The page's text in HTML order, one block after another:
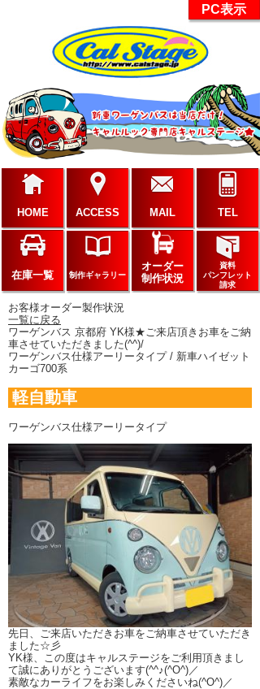
PC表示
HOME ACCESS MAIL TEL
在庫一覧 制作ギャラリー
オーダー
制作状況
資料
パンフレット
請求
お客様オーダー製作状況
一覧に戻る
ワーゲンバス 京都府 YK様★ご来店頂きお車をご納
車させていただきました(^^)/
ワーゲンバス仕様アーリータイプ / 新車ハイゼット
カーゴ700系
軽自動車
ワーゲンバス仕様アーリータイプ
先日、ご来店いただきお車をご納車させていただき
ました☆彡
YK様、この度はキャルステージをご利用頂きまし
て誠にありがとうございます(^^♪(^O^)／
素敵なカーライフをお楽しみくださいね(^O^)／